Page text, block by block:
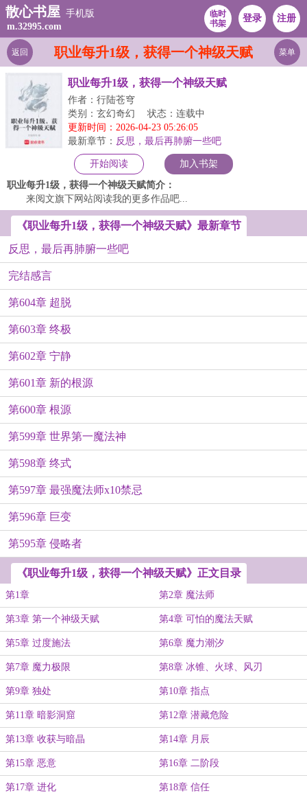
散心书屋 手机版
m.32995.com
临时
书架
登录 注册
职业每升1级，获得一个神级天赋
返回 菜单
职业每升1级，获得一个神级天赋
作者：行陆苍穹
类别：玄幻奇幻
状态：连载中
更新时间：2026-04-23 05:26:05
最新章节： 反思，最后再肺腑一些吧
开始阅读 加入书架
职业每升1级，获得一个神级天赋简介：
来阅文旗下网站阅读我的更多作品吧...
《职业每升1级，获得一个神级天赋》最新章节
反思，最后再肺腑一些吧
完结感言
第604章 超脱
第603章 终极
第602章 宁静
第601章 新的根源
第600章 根源
第599章 世界第一魔法神
第598章 终式
第597章 最强魔法师x10禁忌
第596章 巨变
第595章 侵略者
《职业每升1级，获得一个神级天赋》正文目录
第1章 第2章 魔法师
第3章 第一个神级天赋 第4章 可怕的魔法天赋
第5章 过度施法 第6章 魔力潮汐
第7章 魔力极限 第8章 冰锥、火球、风刃
第9章 独处 第10章 指点
第11章 暗影洞窟 第12章 潜藏危险
第13章 收获与暗晶 第14章 月辰
第15章 恶意 第16章 二阶段
第17章 进化 第18章 信任